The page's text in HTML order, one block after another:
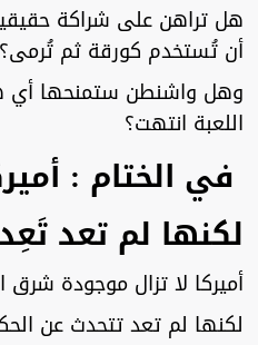
هل تراهن على شراكة
أن تُستخدم كورقة ثم تُرمى؟
وهل واشنطن ستمنحها أي
اللعبة انتهت؟
في الختام :
لكنها لم تعد
أميركا لا تزال موجودة شرق
لكنها لم تعد تتحدث عن